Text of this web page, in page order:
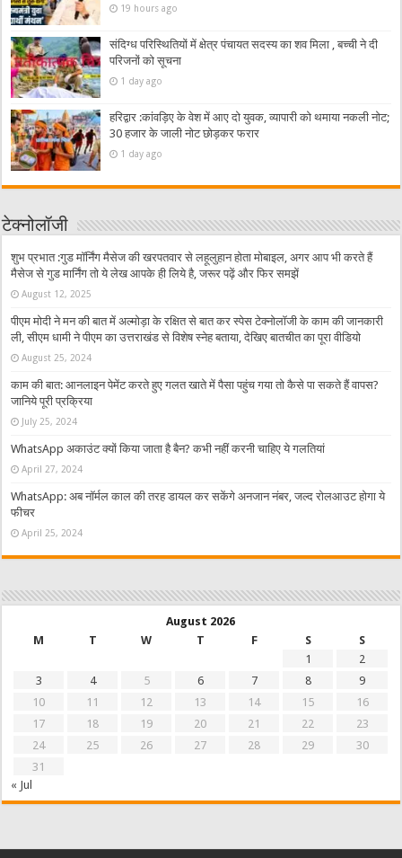
19 hours ago
संदिग्ध परिस्थितियों में क्षेत्र पंचायत सदस्य का शव मिला , बच्ची ने दी
परिजनों को सूचना
1 day ago
हरिद्वार :कांवड़िए के वेश में आए दो युवक, व्यापारी को थमाया नकली नोट;
30 हजार के जाली नोट छोड़कर फरार
1 day ago
टेक्नोलॉजी
शुभ प्रभात :गुड मॉर्निंग मैसेज की खरपतवार से लहूलुहान होता मोबाइल, अगर आप भी करते हैं
मैसेज से गुड मार्निंग तो ये लेख आपके ही लिये है, जरूर पढ़ें और फिर समझें
August 12, 2025
पीएम मोदी ने मन की बात में अल्मोड़ा के रक्षित से बात कर स्पेस टेक्नोलॉजी के काम की जानकारी
ली, सीएम धामी ने पीएम का उत्तराखंड से विशेष स्नेह बताया, देखिए बातचीत का पूरा वीडियो
August 25, 2024
काम की बात: आनलाइन पेमेंट करते हुए गलत खाते में पैसा पहुंच गया तो कैसे पा सकते हैं वापस?
जानिये पूरी प्रक्रिया
July 25, 2024
WhatsApp अकाउंट क्यों किया जाता है बैन? कभी नहीं करनी चाहिए ये गलतियां
April 27, 2024
WhatsApp: अब नॉर्मल काल की तरह डायल कर सकेंगे अनजान नंबर, जल्द रोलआउट होगा ये
फीचर
April 25, 2024
August 2026
M
T W T F S
S
1
2
3
4 5 6 7 8
9
10
11 12 13 14 15
16
17
18 19 20 21 22
23
24
25 26 27 28 29
30
31
« Jul